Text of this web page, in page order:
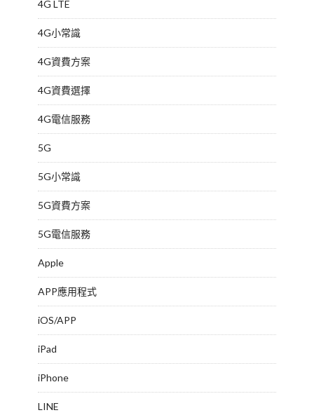
4G LTE
4G小常識
4G資費方案
4G資費選擇
4G電信服務
5G
5G小常識
5G資費方案
5G電信服務
Apple
APP應用程式
iOS/APP
iPad
iPhone
LINE